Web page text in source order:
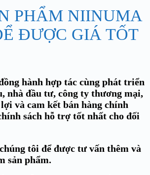
PHẨM NIINUMA
ĐƯỢC GIÁ TỐT
hành hợp tác cùng phát triển
nhà đầu tư, công ty thương mại,
và cam kết bán hàng chính
sách hỗ trợ tốt nhất cho đối
tôi để được tư vấn thêm và
sản phẩm.